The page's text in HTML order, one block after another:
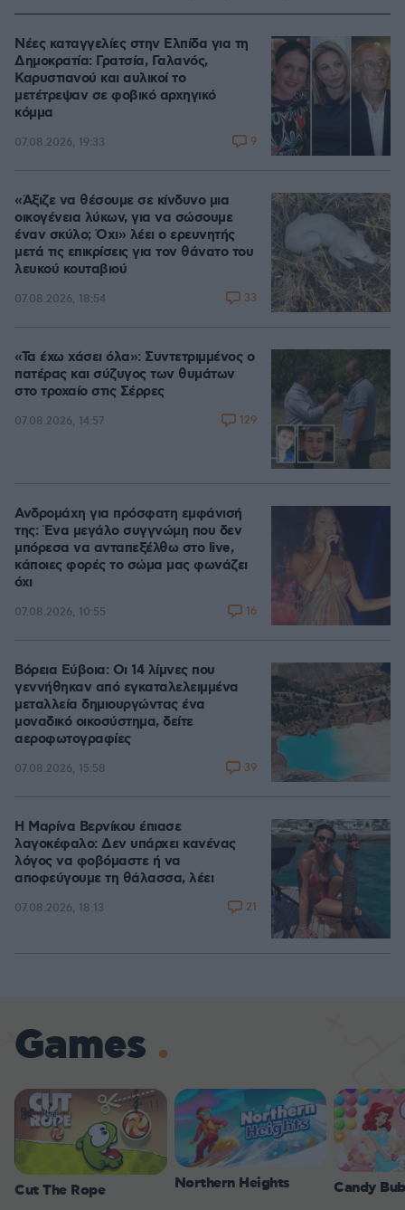
Νέες καταγγελίες στην Ελπίδα για τη
Δημοκρατία: Γρατσία, Γαλανός,
Καρυστιανού και αυλικοί το
μετέτρεψαν σε φοβικό αρχηγικό
κόμμα
07.08.2026, 19:33 9
«Άξιζε να θέσουμε σε κίνδυνο μια
οικογένεια λύκων, για να σώσουμε
έναν σκύλο; Όχι» λέει ο ερευνητής
μετά τις επικρίσεις για τον θάνατο του
λευκού κουταβιού
07.08.2026, 18:54 33
«Τα έχω χάσει όλα»: Συντετριμμένος ο
πατέρας και σύζυγος των θυμάτων
στο τροχαίο στις Σέρρες
07.08.2026, 14:57 129
Ανδρομάχη για πρόσφατη εμφάνισή
της: Ένα μεγάλο συγγνώμη που δεν
μπόρεσα να ανταπεξέλθω στο live,
κάποιες φορές το σώμα μας φωνάζει
όχι
07.08.2026, 10:55 16
Βόρεια Εύβοια: Οι 14 λίμνες που
γεννήθηκαν από εγκαταλελειμμένα
μεταλλεία δημιουργώντας ένα
μοναδικό οικοσύστημα, δείτε
αεροφωτογραφίες
07.08.2026, 15:58 39
Η Μαρίνα Βερνίκου έπιασε
λαγοκέφαλο: Δεν υπάρχει κανένας
λόγος να φοβόμαστε ή να
αποφεύγουμε τη θάλασσα, λέει
07.08.2026, 18:13 21
Games
Cut The Rope Northern Heights Candy